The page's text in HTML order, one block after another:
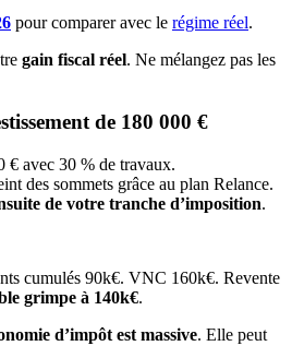
pour comparer avec le régime réel.
gain fiscal réel. Ne mélangez pas les
de 180 000 €
€ avec 30 % de travaux.
des sommets grâce au plan Relance.
de votre tranche d’imposition.
cumulés 90k€. VNC 160k€. Revente
grimpe à 140k€.
d’impôt est massive. Elle peut